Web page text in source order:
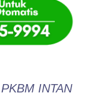
INTAN